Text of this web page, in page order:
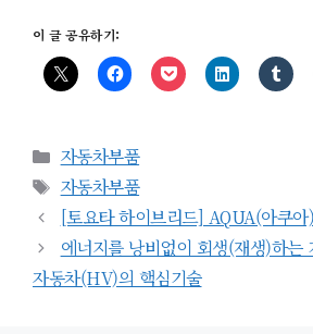
이 글 공유하기:
카
테
고
리
자동차부품
태
그
자동차부품
[토요타 하이브리드] AQUA(아쿠아)
에너지를 낭비없이 회생(재생)하는
자동차(HV)의 핵심기술